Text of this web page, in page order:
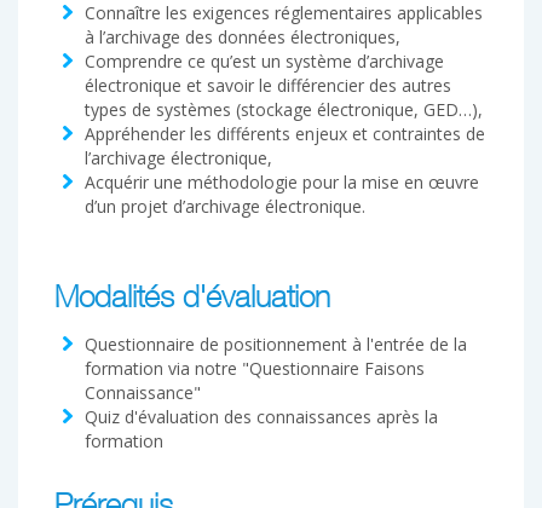
Connaître les exigences réglementaires applicables
à l’archivage des données électroniques,
Comprendre ce qu’est un système d’archivage
électronique et savoir le différencier des autres
types de systèmes (stockage électronique, GED…),
Appréhender les différents enjeux et contraintes de
l’archivage électronique,
Acquérir une méthodologie pour la mise en œuvre
d’un projet d’archivage électronique.
Modalités d'évaluation
Questionnaire de positionnement à l'entrée de la
formation via notre "Questionnaire Faisons
Connaissance"
Quiz d'évaluation des connaissances après la
formation